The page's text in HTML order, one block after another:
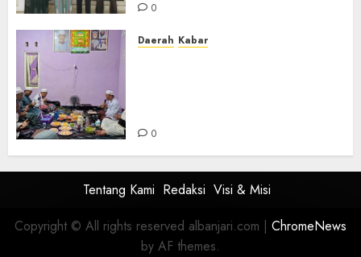
0
Daerah Kabar
0
Tentang Kami Redaksi Visi & Misi
Copyright © All rights reserved albanjari.com | ChromeNews
by AF themes.